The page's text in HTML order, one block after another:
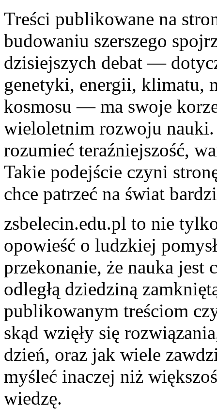
Treści publikowane na
budowaniu szerszego
dzisiejszych debat —
genetyki, energii, klimatu,
kosmosu — ma swoje
wieloletnim rozwoju
rozumieć teraźniejszość,
Takie podejście czyni
chce patrzeć na świat
zsbelecin.edu.pl to nie
opowieść o ludzkiej
przekonanie, że nauka jest
odległą dziedziną
publikowanym treściom
skąd wzięły się
dzień, oraz jak wiele
myśleć inaczej niż
wiedzę.